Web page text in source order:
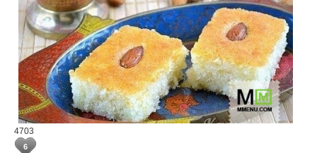
4703
6